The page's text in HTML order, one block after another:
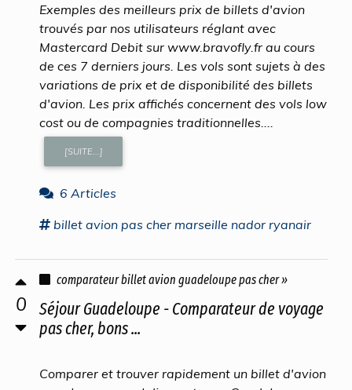
Exemples des meilleurs prix de billets d'avion
trouvés par nos utilisateurs réglant avec
Mastercard Debit sur www.bravofly.fr au cours
de ces 7 derniers jours. Les vols sont sujets à des
variations de prix et de disponibilité des billets
d'avion. Les prix affichés concernent des vols low
cost ou de compagnies traditionnelles....
[SUITE...]
6 Articles
billet avion pas cher marseille nador ryanair
0
comparateur billet avion guadeloupe pas cher »
Séjour Guadeloupe - Comparateur de voyage
pas cher, bons ...
Comparer et trouver rapidement un billet d'avion